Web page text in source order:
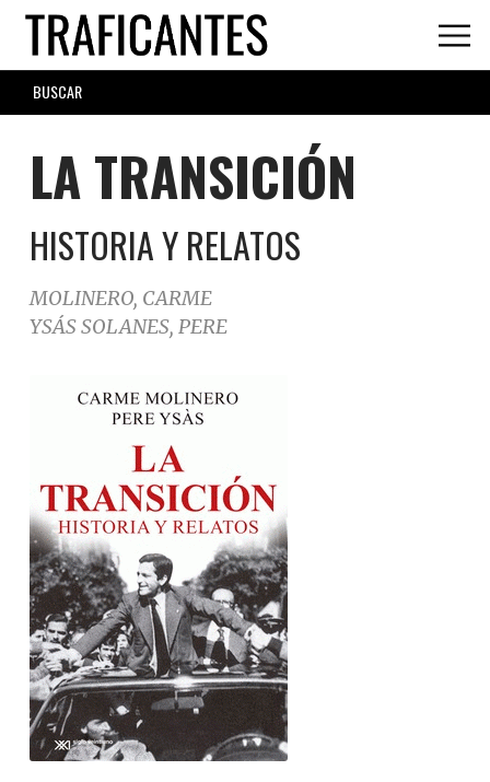
Skip
main
content
SEARCH
FORM
LA TRANSICIÓN
HISTORIA Y RELATOS
MOLINERO, CARME
YSÁS SOLANES, PERE